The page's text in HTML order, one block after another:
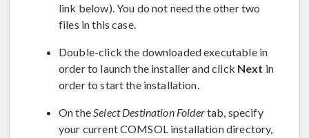
link below). You do not need the other two
files in this case.
Double-click the downloaded executable in
order to launch the installer and click Next in
order to start the installation.
On theSelect Destination Foldertab, specify
your current COMSOL installation directory,